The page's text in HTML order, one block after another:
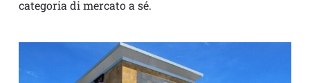
categoria di mercato a sé.